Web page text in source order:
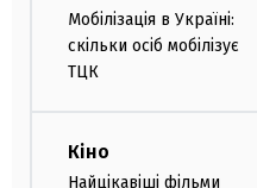
Мобілізація в Україні:
скільки осіб мобілізує
ТЦК
Кіно
Найцікавіші фільми